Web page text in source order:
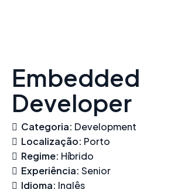
Embedded
Developer
Categoria: Development
Localização: Porto
Regime: Híbrido
Experiência: Senior
Idioma: Inglês